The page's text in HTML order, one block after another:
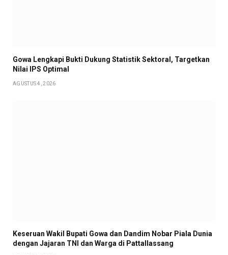
Gowa Lengkapi Bukti Dukung Statistik Sektoral, Targetkan
Nilai IPS Optimal
AGUSTUS 4, 2026
Keseruan Wakil Bupati Gowa dan Dandim Nobar Piala Dunia
dengan Jajaran TNI dan Warga di Pattallassang